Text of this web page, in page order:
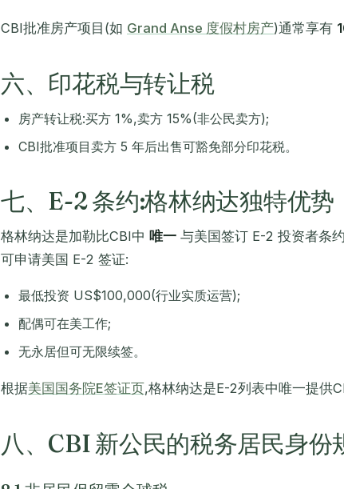
CBI批准房产项目(如 Grand Anse 度假村房产)通常享有
六、印花税与转让税
房产转让税:买方 1%,卖方 15%(非公民卖方);
CBI批准项目卖方 5 年后出售可豁免部分印花税。
七、E-2 条约:格林纳达独特优势
格林纳达是加勒比CBI中 唯一 与美国签订 E-2 投资者条
可申请美国 E-2 签证:
最低投资 US$100,000(行业实质运营);
配偶可在美工作;
无永居但可无限续签。
根据美国国务院E签证页,格林纳达是E-2列表中唯一提供
八、CBI 新公民的税务居民身份